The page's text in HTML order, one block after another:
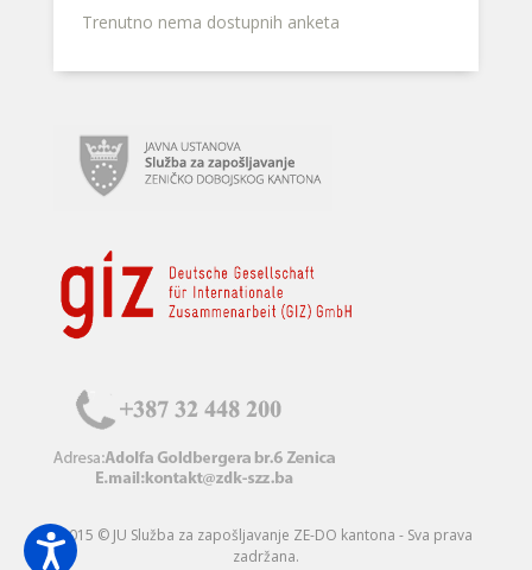
Trenutno nema dostupnih anketa
2015 © JU Služba za zapošljavanje ZE-DO kantona - Sva prava
zadržana.